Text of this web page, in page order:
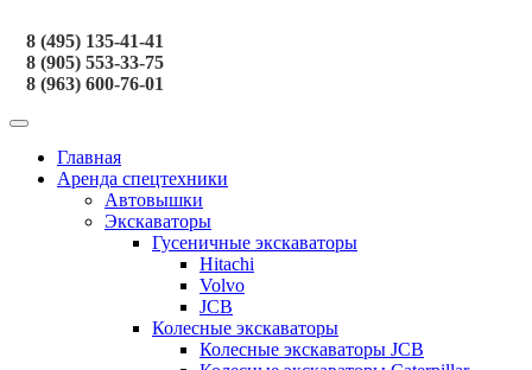
8 (495) 135-41-41
8 (905) 553-33-75
8 (963) 600-76-01
Главная
Аренда спецтехники
Автовышки
Экскаваторы
Гусеничные экскаваторы
Hitachi
Volvo
JCB
Колесные экскаваторы
Колесные экскаваторы JCB